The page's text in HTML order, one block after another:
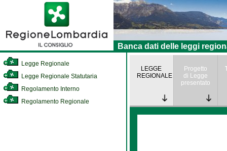
Banca dati delle leggi
Legge Regionale
Legge Regionale Statutaria
Regolamento Interno
Regolamento Regionale
LEGGE
REGIONALE
Progetto
di Legge
presentato